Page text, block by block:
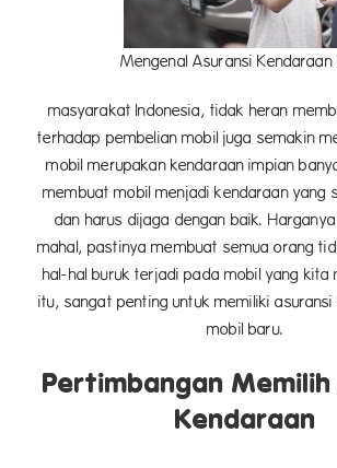
Mengenal Asuransi
masyarakat Indonesia, tidak heran
terhadap pembelian mobil juga semakin
mobil merupakan kendaraan impian
membuat mobil menjadi kendaraan yang
dan harus dijaga dengan baik.
mahal, pastinya membuat semua orang
hal-hal buruk terjadi pada mobil yang kita
itu, sangat penting untuk memiliki
mobil baru.
Pertimbangan Memilih
Kendaraan